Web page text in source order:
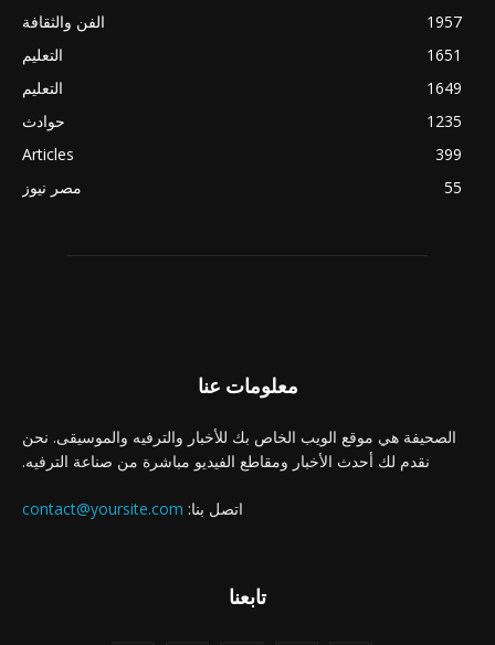
الفن والثقافة
1957
التعليم
1651
التعليم
1649
حوادث
1235
Articles
399
مصر نيوز
55
معلومات عنا
الصحيفة هي موقع الويب الخاص بك للأخبار والترفيه والموسيقى. نحن
نقدم لك أحدث الأخبار ومقاطع الفيديو مباشرة من صناعة الترفيه.
اتصل بنا: contact@yoursite.com
تابعنا